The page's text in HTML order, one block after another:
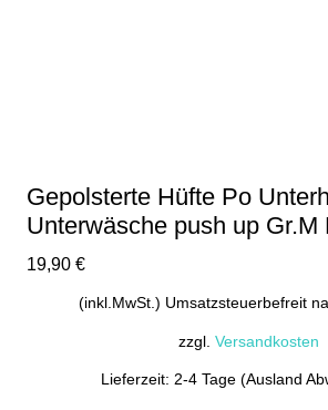
Gepolsterte Hüfte Po
Unterwäsche push up Gr.M
19,90 €
(inkl.MwSt.) Umsatzsteuerbefreit
zzgl. Versandkosten
Lieferzeit: 2-4 Tage (Ausland